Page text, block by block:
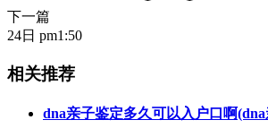
下一篇
24日 pm1:50
相关推荐
dna亲子鉴定多久可以入户口啊